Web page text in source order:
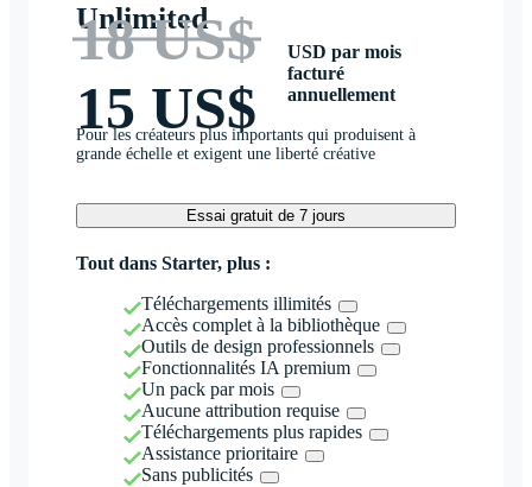
Unlimited
18 US$
15 US$
USD par mois
facturé
annuellement
Pour les créateurs plus importants qui produisent à
grande échelle et exigent une liberté créative
Essai gratuit de 7 jours
Tout dans Starter, plus :
Téléchargements illimités
Accès complet à la bibliothèque
Outils de design professionnels
Fonctionnalités IA premium
Un pack par mois
Aucune attribution requise
Téléchargements plus rapides
Assistance prioritaire
Sans publicités